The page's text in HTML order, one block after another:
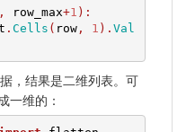
, row_max+1 ):
. Cells ( row, 1 ). Val
，结果是二维列表。可
一维的：